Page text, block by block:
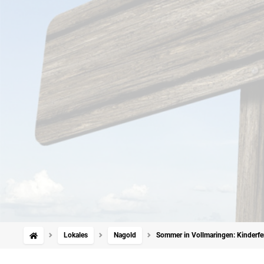
Lokales Nagold Sommer in Vollmaringen: